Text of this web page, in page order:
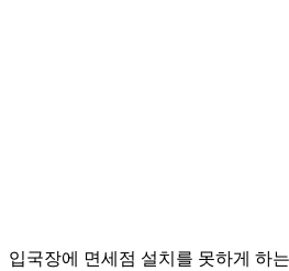
입국장에 면세점 설치를 못하게 하